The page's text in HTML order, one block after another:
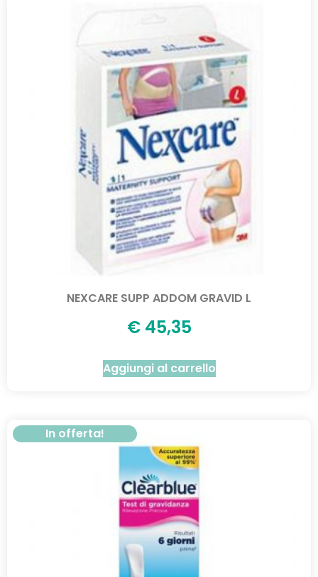
NEXCARE SUPP ADDOM GRAVID L
€45,35
Aggiungi al carrello
In offerta!